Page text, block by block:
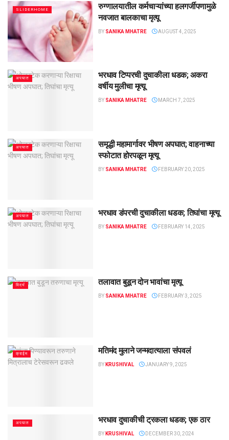
SLIDERHOME
रुग्णालयातील कर्मचाऱ्यांच्या हलगर्जीपणामुळे
नवजात बालकाचा मृत्यू
BY SANIKA MHATRE AUGUST 4, 2025
अपघात
भरधाव टिप्परची दुचाकीला धडक; अकरा
वर्षीय मुलीचा मृत्यू
BY SANIKA MHATRE MARCH 7, 2025
अपघात
समृद्धी महामार्गावर भीषण अपघात; वाहनाच्या
स्फोटात होरपळून मृत्यू
BY SANIKA MHATRE FEBRUARY 20, 2025
अपघात भरधाव डंपरची दुचाकीला धडक; तिघांचा मृत्यू
BY SANIKA MHATRE FEBRUARY 14, 2025
विदर्भ तलावात बुडून दोन भावांचा मृत्यू
BY SANIKA MHATRE FEBRUARY 3, 2025
क्राईम मतिमंद मुलाने जन्मदात्याला संपवलं
BY KRUSHIVAL JANUARY 9, 2025
अपघात भरधाव दुचाकीची ट्रकला धडक; एक ठार
BY KRUSHIVAL DECEMBER 30, 2024